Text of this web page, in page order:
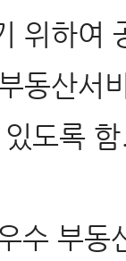
위하여
동산서
도록
수 부동